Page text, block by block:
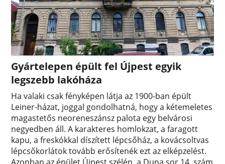
Gyártelepen épült fel Újpest egyik
legszebb lakóháza
Ha valaki csak fényképen látja az 1900-ban épült
Leiner-házat, joggal gondolhatná, hogy a kétemeletes
magastetős neoreneszánsz palota egy belvárosi
negyedben áll. A karakteres homlokzat, a faragott
kapu, a freskókkal díszített lépcsőház, a kovácsoltvas
lépcsőkorlátok tovább erősítenék ezt az elképzelést.